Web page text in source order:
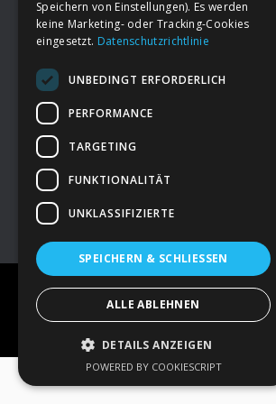
FooterDeine Spende
→ Impressum
→Kontakt zum PAO Team
COPYRIGHT © 2026 · ON
FRAMEWORK·WORDPRESS·
Speichern von Einstellungen). Es werden
keine Marketing- oder Tracking-Cookies
eingesetzt. Datenschutzrichtlinie
UNBEDINGT ERFORDERLICH
PERFORMANCE
TARGETING
FUNKTIONALITÄT
UNKLASSIFIZIERTE
SPEICHERN & SCHLIESSEN
ALLE ABLEHNEN
DETAILS ANZEIGEN
POWERED BY COOKIESCRIPT